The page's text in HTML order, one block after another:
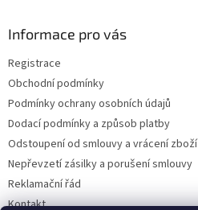
Informace pro vás
Registrace
Obchodní podmínky
Podmínky ochrany osobních údajů
Dodací podmínky a způsob platby
Odstoupení od smlouvy a vrácení zboží
Nepřevzetí zásilky a porušení smlouvy
Reklamační řád
Kontakt